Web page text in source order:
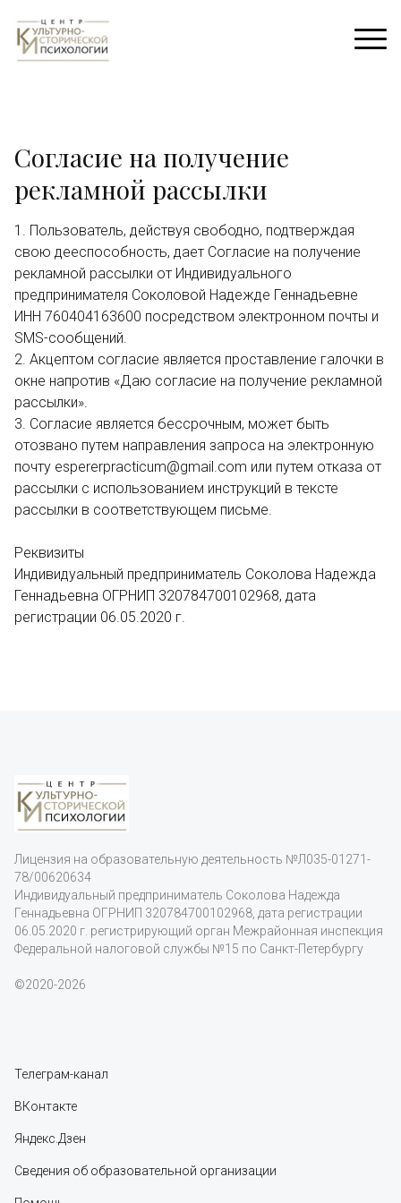
Согласие на получение
рекламной рассылки
1. Пользователь, действуя свободно, подтверждая
свою дееспособность, дает Согласие на получение
рекламной рассылки от Индивидуального
предпринимателя Соколовой Надежде Геннадьевне
ИНН 760404163600 посредством электронном почты и
SMS-сообщений.
2. Акцептом согласие является проставление галочки в
окне напротив «Даю согласие на получение рекламной
рассылки».
3. Согласие является бессрочным, может быть
отозвано путем направления запроса на электронную
почту espererpracticum@gmail.com или путем отказа от
рассылки с использованием инструкций в тексте
рассылки в соответствующем письме.
Реквизиты
Индивидуальный предприниматель Соколова Надежда
Геннадьевна ОГРНИП 320784700102968, дата
регистрации 06.05.2020 г.
Лицензия на образовательную деятельность №Л035-01271-
78/00620634
Индивидуальный предприниматель Соколова Надежда
Геннадьевна ОГРНИП 320784700102968, дата регистрации
06.05.2020 г. регистрирующий орган Межрайонная инспекция
Федеральной налоговой службы №15 по Санкт-Петербургу
©2020-2026
Телеграм-канал
ВКонтакте
Яндекс.Дзен
Сведения об образовательной организации